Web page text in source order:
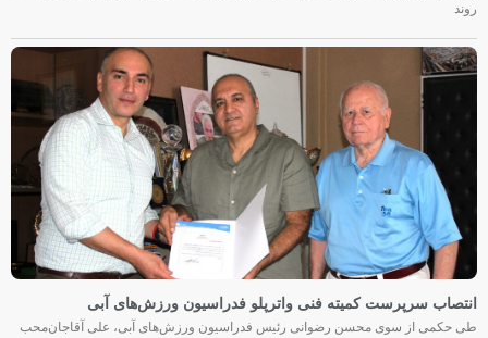
روند
انتصاب سرپرست کمیته فنی واترپلو فدراسیون ورزش‌های آبی
طی حکمی از سوی محسن رضوانی رئیس فدراسیون ورزش‌های آبی، علی آقاجان‌محب